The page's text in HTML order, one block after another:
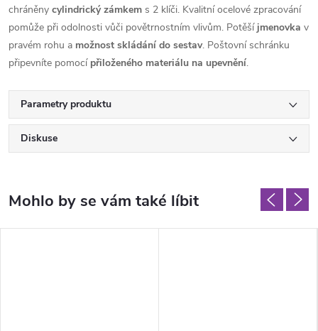
chráněny cylindrický zámkem s 2 klíči. Kvalitní ocelové zpracování
pomůže při odolnosti vůči povětrnostním vlivům. Potěší jmenovka v
pravém rohu a možnost skládání do sestav. Poštovní schránku
připevníte pomocí přiloženého materiálu na upevnění.
Parametry produktu
Diskuse